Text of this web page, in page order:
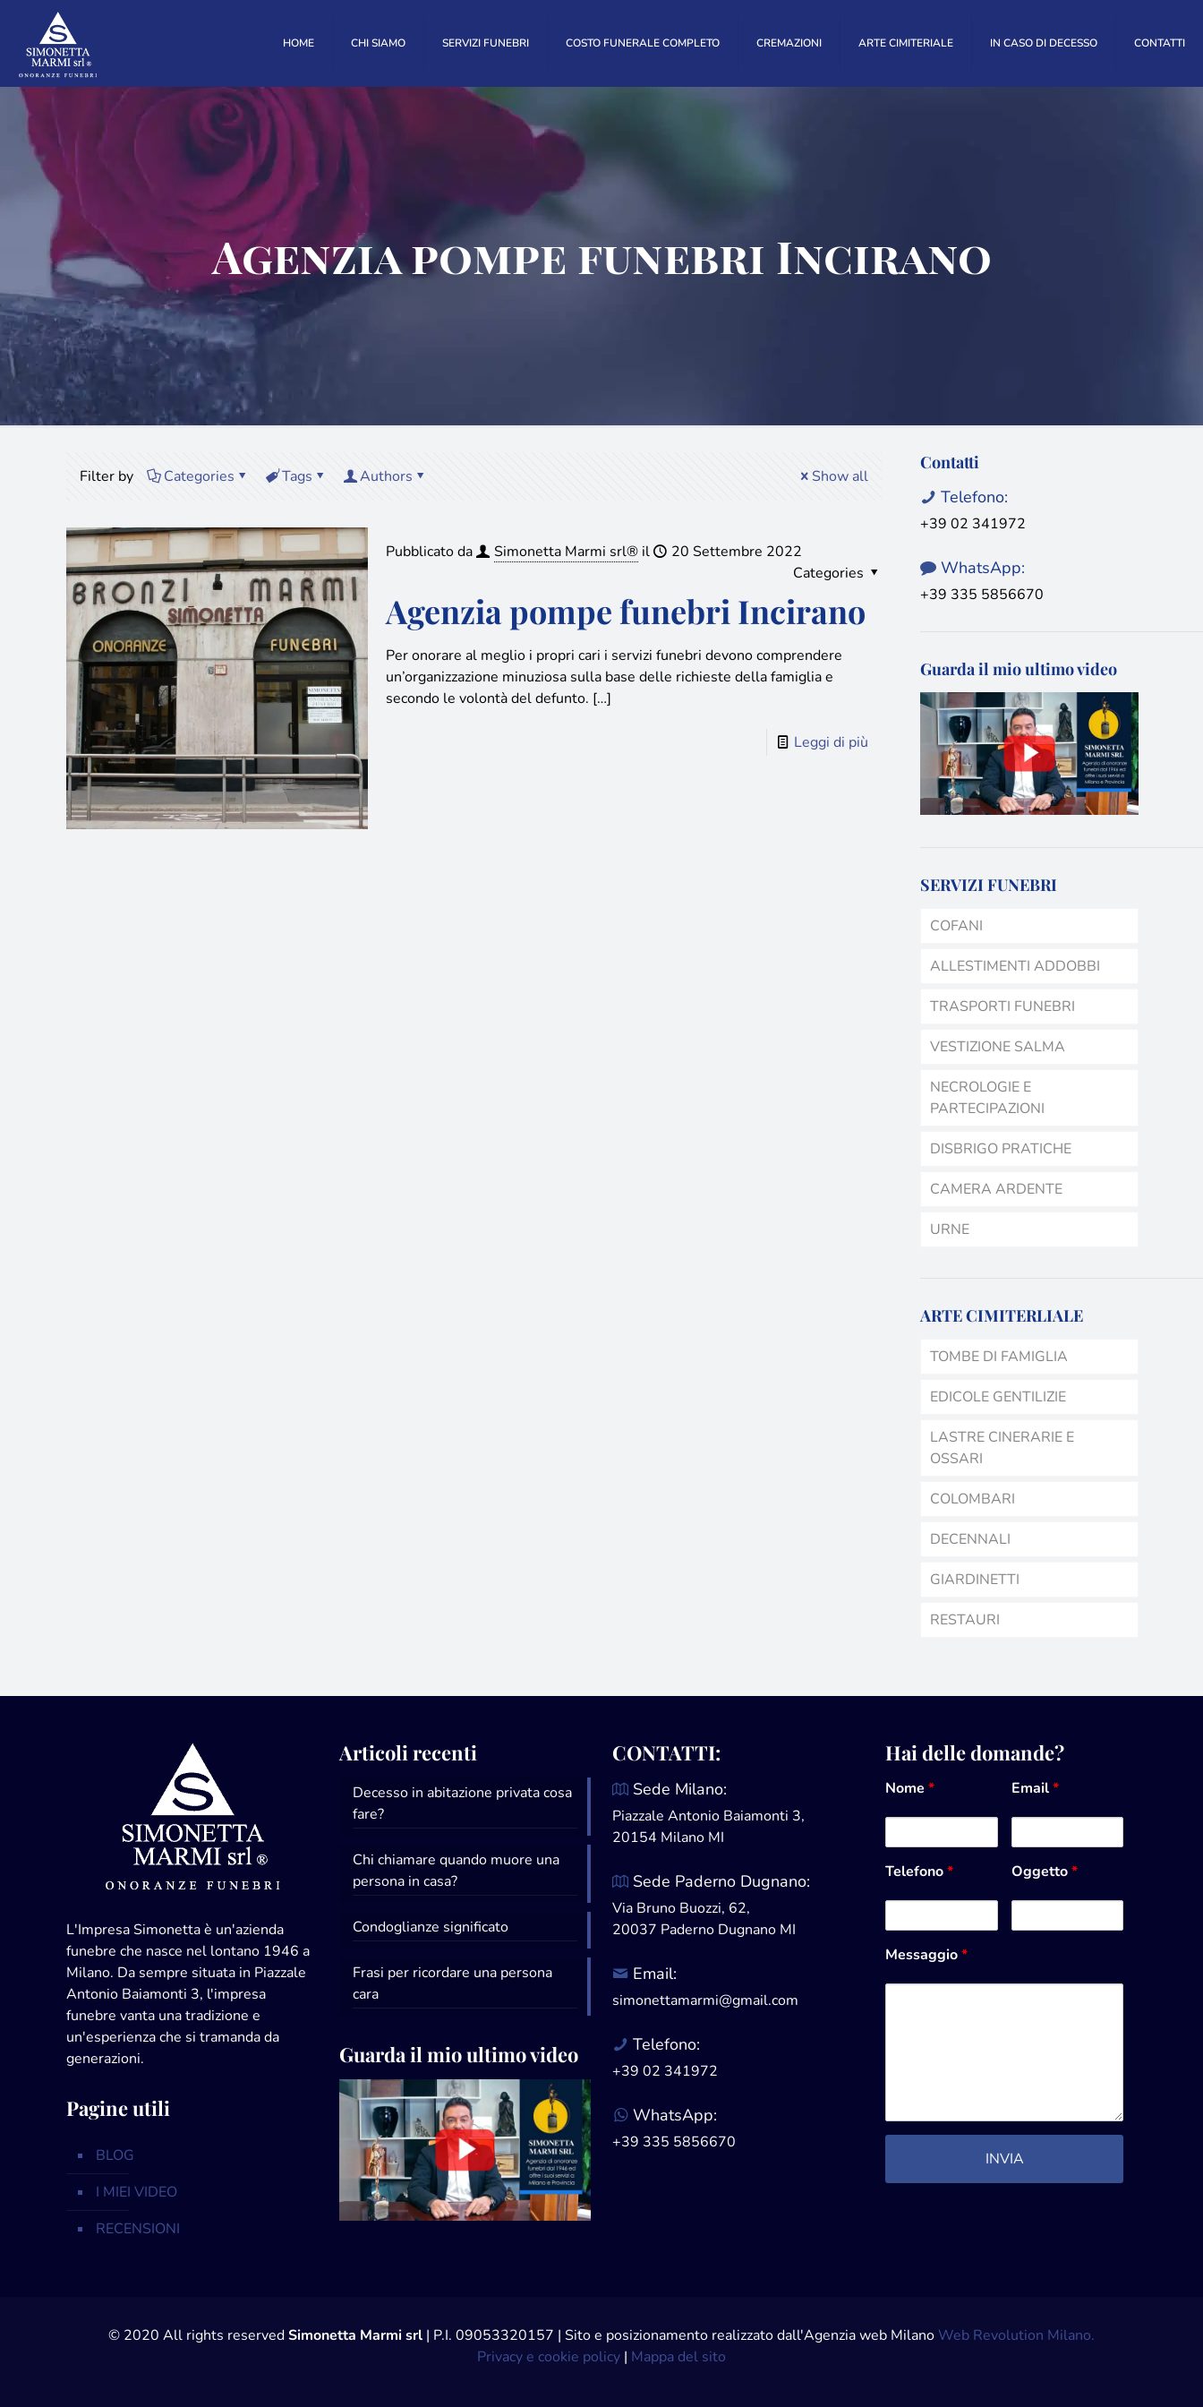
HOME CHI SIAMO SERVIZI FUNEBRI COSTO FUNERALE COMPLETO CREMAZIONI ARTE CIMITERIALE IN CASO DI DECESSO CONTATTI
Agenzia pompe funebri Incirano
Filter by Categories Tags Authors Show all
Pubblicato da Simonetta Marmi srl® il
20 Settembre 2022
Categories
Agenzia pompe funebri Incirano
Per onorare al meglio i propri cari i servizi funebri devono comprendere
un’organizzazione minuziosa sulla base delle richieste della famiglia e
secondo le volontà del defunto. […]
Leggi di più
Contatti
Telefono:
+39 02 341972
WhatsApp:
+39 335 5856670
Guarda il mio ultimo video
SERVIZI FUNEBRI
COFANI
ALLESTIMENTI ADDOBBI
TRASPORTI FUNEBRI
VESTIZIONE SALMA
NECROLOGIE E
PARTECIPAZIONI
DISBRIGO PRATICHE
CAMERA ARDENTE
URNE
ARTE CIMITERLIALE
TOMBE DI FAMIGLIA
EDICOLE GENTILIZIE
LASTRE CINERARIE E
OSSARI
COLOMBARI
DECENNALI
GIARDINETTI
RESTAURI
L'Impresa Simonetta è un'azienda
funebre che nasce nel lontano 1946 a
Milano. Da sempre situata in Piazzale
Antonio Baiamonti 3, l'impresa
funebre vanta una tradizione e
un'esperienza che si tramanda da
generazioni.
Pagine utili
BLOG
I MIEI VIDEO
RECENSIONI
Articoli recenti
Decesso in abitazione privata cosa
fare?
Chi chiamare quando muore una
persona in casa?
Condoglianze significato
Frasi per ricordare una persona
cara
Guarda il mio ultimo video
CONTATTI:
Sede Milano:
Piazzale Antonio Baiamonti 3,
20154 Milano MI
Sede Paderno Dugnano:
Via Bruno Buozzi, 62,
20037 Paderno Dugnano MI
Email:
simonettamarmi@gmail.com
Telefono:
+39 02 341972
WhatsApp:
+39 335 5856670
Hai delle domande?
Nome * Email*
Telefono* Oggetto*
Messaggio*
© 2020 All rights reservedSimonetta Marmi srl | P.I. 09053320157 | Sito e posizionamento realizzato dall'Agenzia web Milano Web Revolution Milano.
Privacy e cookie policy | Mappa del sito